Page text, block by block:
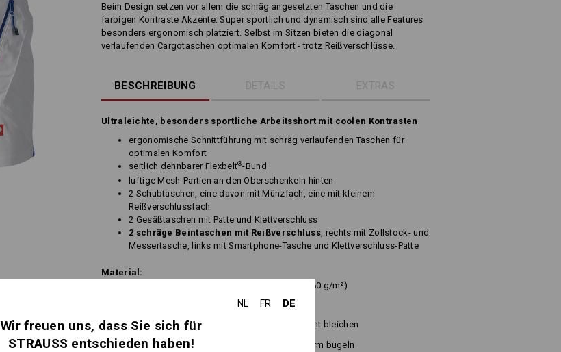
Beim Design setzen vor allem die schräg angesetzten Taschen und die
farbigen Kontraste Akzente: Super sportlich und dynamisch sind alle Features
besonders ergonomisch platziert. Selbst im Sitzen bieten die diagonal
verlaufenden Cargotaschen optimalen Komfort - trotz Reißverschlüsse.
BESCHREIBUNG DETAILS EXTRAS
Ultraleichte, besonders sportliche Arbeitsshort mit coolen Kontrasten
ergonomische Schnittführung mit schräg verlaufenden Taschen für
optimalen Komfort
seitlich dehnbarer Flexbelt®-Bund
luftige Mesh-Partien an den Oberschenkeln hinten
2 Schubtaschen, eine davon mit Münzfach, eine mit kleinem
Reißverschlussfach
2 Gesäßtaschen mit Patte und Klettverschluss
2 schräge Beintaschen mit Reißverschluss, rechts mit Zollstock- und
Messertasche, links mit Smartphone-Tasche und Klettverschluss-Patte
Material:
(ca. 160 g/m²)
Maschinenwäsche 40 °C
Nicht bleichen
Trocknen im Trockner schonend
Warm bügeln
NL FR DE
Wir freuen uns, dass Sie sich für
STRAUSS entschieden haben!